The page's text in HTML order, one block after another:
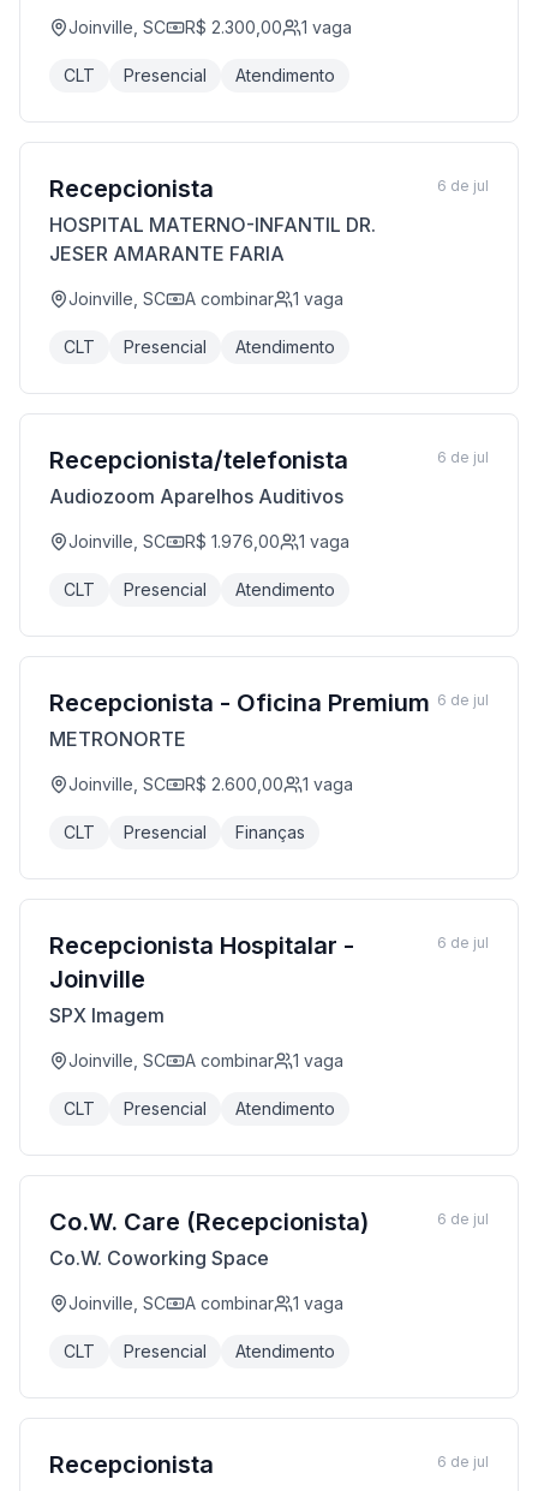
Joinville, SC R$ 2.300,00 1 vaga
CLT Presencial Atendimento
Recepcionista
HOSPITAL MATERNO-INFANTIL DR.
JESER AMARANTE FARIA
Joinville, SC A combinar 1 vaga
CLT Presencial Atendimento
6 de jul
Recepcionista/telefonista
Audiozoom Aparelhos Auditivos
Joinville, SC R$ 1.976,00 1 vaga
CLT Presencial Atendimento
6 de jul
Recepcionista - Oficina Premium
METRONORTE
Joinville, SC R$ 2.600,00 1 vaga
CLT Presencial Finanças
6 de jul
Recepcionista Hospitalar -
Joinville
SPX Imagem
Joinville, SC A combinar 1 vaga
CLT Presencial Atendimento
6 de jul
Co.W. Care (Recepcionista)
Co.W. Coworking Space
Joinville, SC A combinar 1 vaga
CLT Presencial Atendimento
6 de jul
Recepcionista 6 de jul